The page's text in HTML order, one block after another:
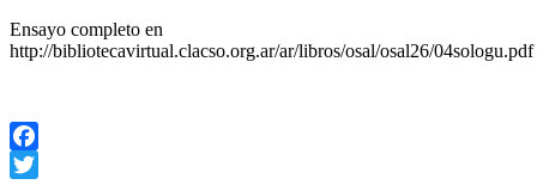
Ensayo completo en
http://bibliotecavirtual.clacso.org.ar/ar/libros/osal/osal26/04sologu.pdf
Facebook